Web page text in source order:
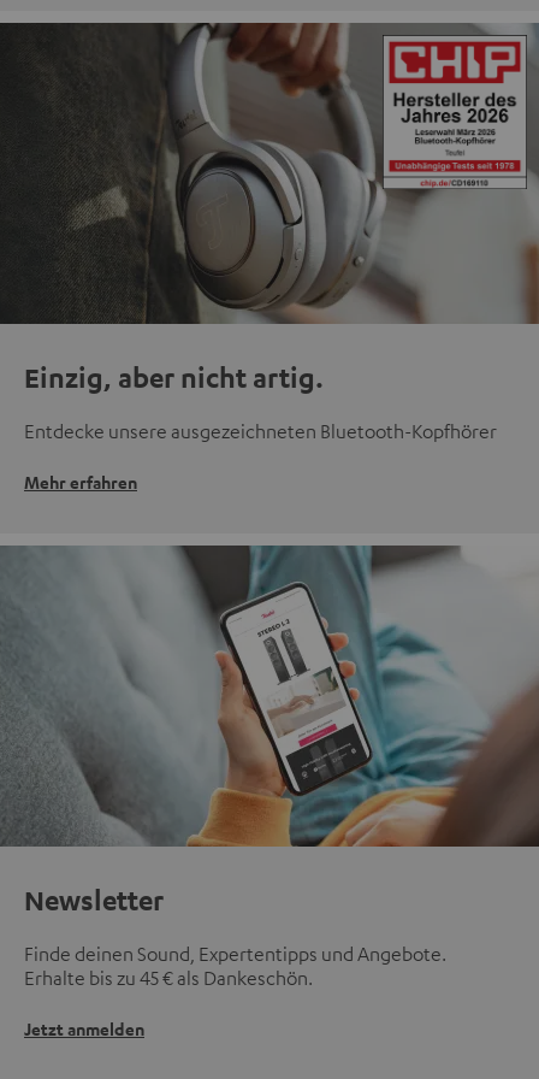
Einzig, aber nicht artig.
Entdecke unsere ausgezeichneten Bluetooth-Kopfhörer
Mehr erfahren
Newsletter
Finde deinen Sound, Expertentipps und Angebote.
Erhalte bis zu 45 € als Dankeschön.
Jetzt anmelden